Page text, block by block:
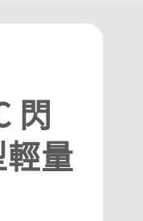
閃
量